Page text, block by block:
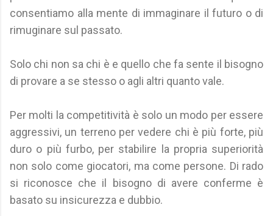
consentiamo alla mente di immaginare il futuro o di
rimuginare sul passato.
Solo chi non sa chi è e quello che fa sente il bisogno
di provare a se stesso o agli altri quanto vale.
Per molti la competitività è solo un modo per essere
aggressivi, un terreno per vedere chi è più forte, più
duro o più furbo, per stabilire la propria superiorità
non solo come giocatori, ma come persone. Di rado
si riconosce che il bisogno di avere conferme è
basato su insicurezza e dubbio.